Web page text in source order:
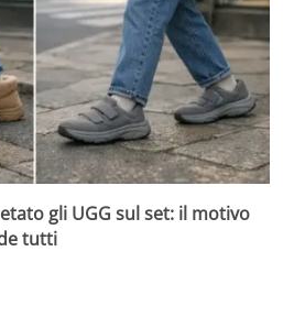
gli UGG sul set: il motivo
tutti